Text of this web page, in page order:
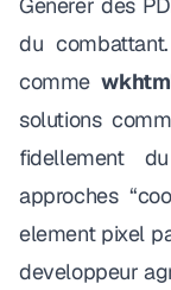
Generer des
du
comme
solutions
fidellement
approches
element pixel
developpeur